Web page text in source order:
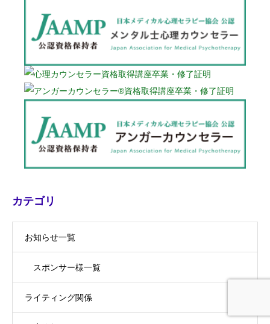
カテゴリ
お知らせ一覧
スポンサー様一覧
ライティング関係